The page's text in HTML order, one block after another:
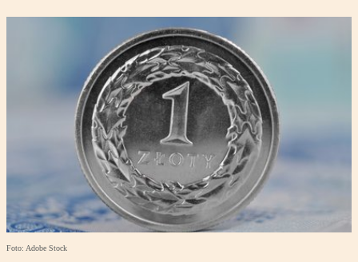
Foto: Adobe Stock